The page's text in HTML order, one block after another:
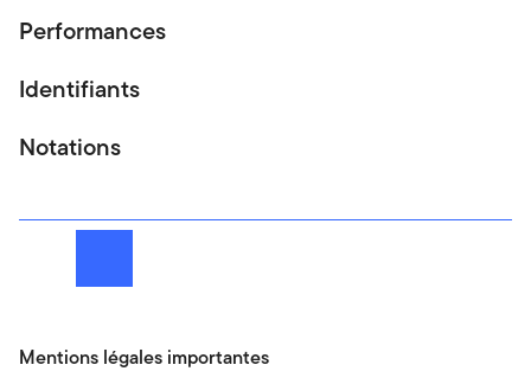
Performances
Identifiants
Notations
Mentions légales importantes